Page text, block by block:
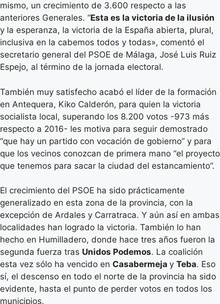
mismo, un crecimiento de 3.600 respecto a las
anteriores Generales. “Esta es la victoria de la ilusión
y la esperanza, la victoria de la España abierta, plural,
inclusiva en la cabemos todos y todas», comentó el
secretario general del PSOE de Málaga, José Luis Ruiz
Espejo, al término de la jornada electoral.
También muy satisfecho acabó el líder de la formación
en Antequera, Kiko Calderón, para quien la victoria
socialista local, superando los 8.200 votos -973 más
respecto a 2016- les motiva para seguir demostrado
“que hay un partido con vocación de gobierno” y para
que los vecinos conozcan de primera mano “el proyecto
que tenemos para sacar la ciudad del estancamiento”.
El crecimiento del PSOE ha sido prácticamente
generalizado en esta zona de la provincia, con la
excepción de Ardales y Carratraca. Y aún así en ambas
localidades han logrado la victoria. También lo han
hecho en Humilladero, donde hace tres años fueron la
segunda fuerza tras Unidos Podemos. La coalición
esta vez sólo ha vencido en Casabermeja y Teba. Eso
sí, el descenso en todo el norte de la provincia ha sido
evidente, hasta el punto de perder votos en todos los
municipios.